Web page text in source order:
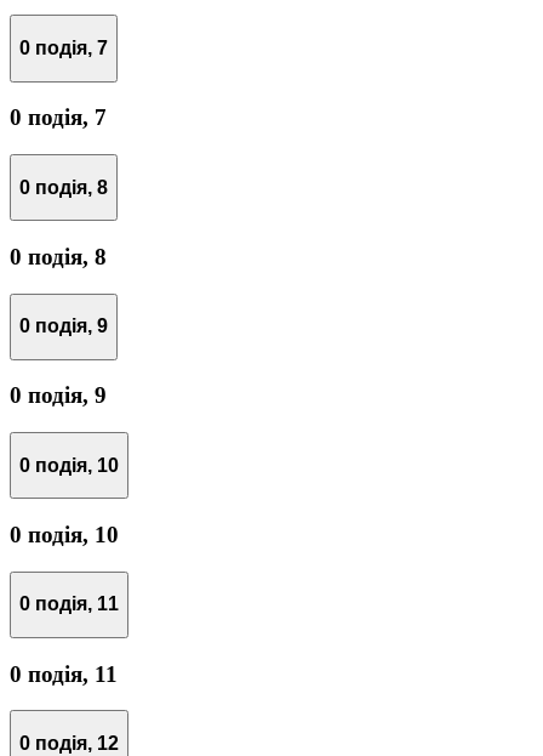
0 подія, 7
0 подія, 7
0 подія, 8
0 подія, 8
0 подія, 9
0 подія, 9
0 подія, 10
0 подія, 10
0 подія, 11
0 подія, 11
0 подія, 12